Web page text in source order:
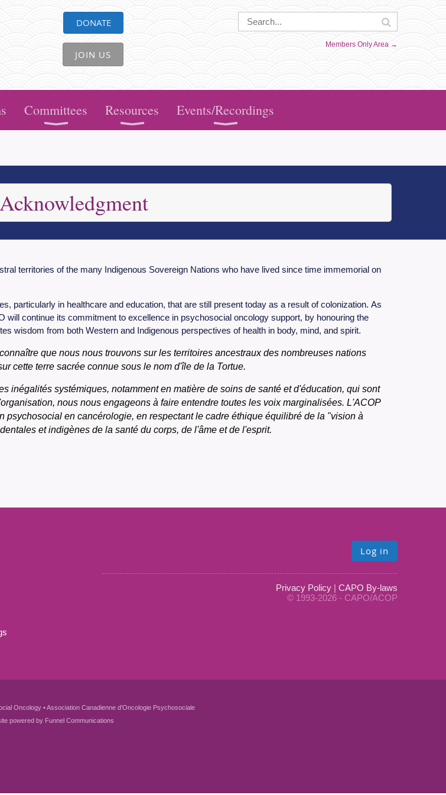
DONATE
JOIN US
Members Only Area →
Committees Resources Events/Recordings
territories of the many Indigenous Sovereign Nations who have lived since time immemorial on
particularly in healthcare and education, that are still present today as a result of colonization. As
continue its commitment to excellence in psychosocial oncology support, by honouring the
wisdom from both Western and Indigenous perspectives of health in body, mind, and spirit.
que nous nous trouvons sur les territoires ancestraux des nombreuses nations
cette terre sacrée connue sous le nom d'île de la Tortue.
inégalités systémiques, notamment en matière de soins de santé et d'éducation, qui sont
nous nous engageons à faire entendre toutes les voix marginalisées. L'ACOP
en cancérologie, en respectant le cadre éthique équilibré de la "vision à
et indigènes de la santé du corps, de l'âme et de l'esprit.
Log in
Privacy Policy | CAPO By-laws
© 1993-2026 - CAPO/ACOP
Oncology • Association Canadienne d'Oncologie Psychosociale
powered by Funnel Communications